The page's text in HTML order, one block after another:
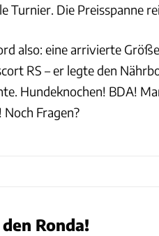
Turnier. Die Preisspanne
also: eine arrivierte
RS – er legte den
Hundeknochen! BDA!
Fragen?
Ronda!